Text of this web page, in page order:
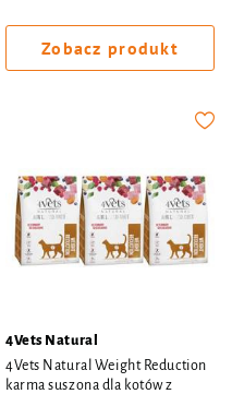
Zobacz produkt
4Vets Natural
4Vets Natural Weight Reduction
karma suszona dla kotów z